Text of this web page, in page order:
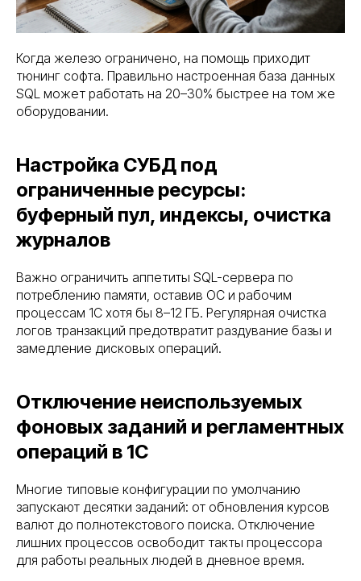
Когда железо ограничено, на помощь приходит
тюнинг софта. Правильно настроенная база данных
SQL может работать на 20–30% быстрее на том же
оборудовании.
Настройка СУБД под
ограниченные ресурсы:
буферный пул, индексы, очистка
журналов
Важно ограничить аппетиты SQL-сервера по
потреблению памяти, оставив ОС и рабочим
процессам 1С хотя бы 8–12 ГБ. Регулярная очистка
логов транзакций предотвратит раздувание базы и
замедление дисковых операций.
Отключение неиспользуемых
фоновых заданий и регламентных
операций в 1С
Многие типовые конфигурации по умолчанию
запускают десятки заданий: от обновления курсов
валют до полнотекстового поиска. Отключение
лишних процессов освободит такты процессора
для работы реальных людей в дневное время.